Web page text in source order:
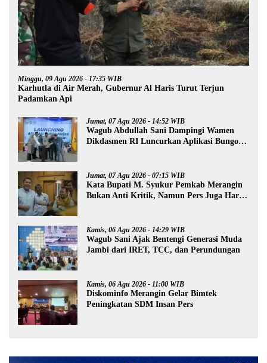
Minggu, 09 Agu 2026 - 17:35 WIB
Karhutla di Air Merah, Gubernur Al Haris Turut Terjun
Padamkan Api
Jumat, 07 Agu 2026 - 14:52 WIB
Wagub Abdullah Sani Dampingi Wamen
Dikdasmen RI Luncurkan Aplikasi Bungo
Jumat, 07 Agu 2026 - 07:15 WIB
Kata Bupati M. Syukur Pemkab Merangin
Bukan Anti Kritik, Namun Pers Juga Harus
Kamis, 06 Agu 2026 - 14:29 WIB
Wagub Sani Ajak Bentengi Generasi Muda
Jambi dari IRET, TCC, dan Perundungan
Kamis, 06 Agu 2026 - 11:00 WIB
Diskominfo Merangin Gelar Bimtek
Peningkatan SDM Insan Pers